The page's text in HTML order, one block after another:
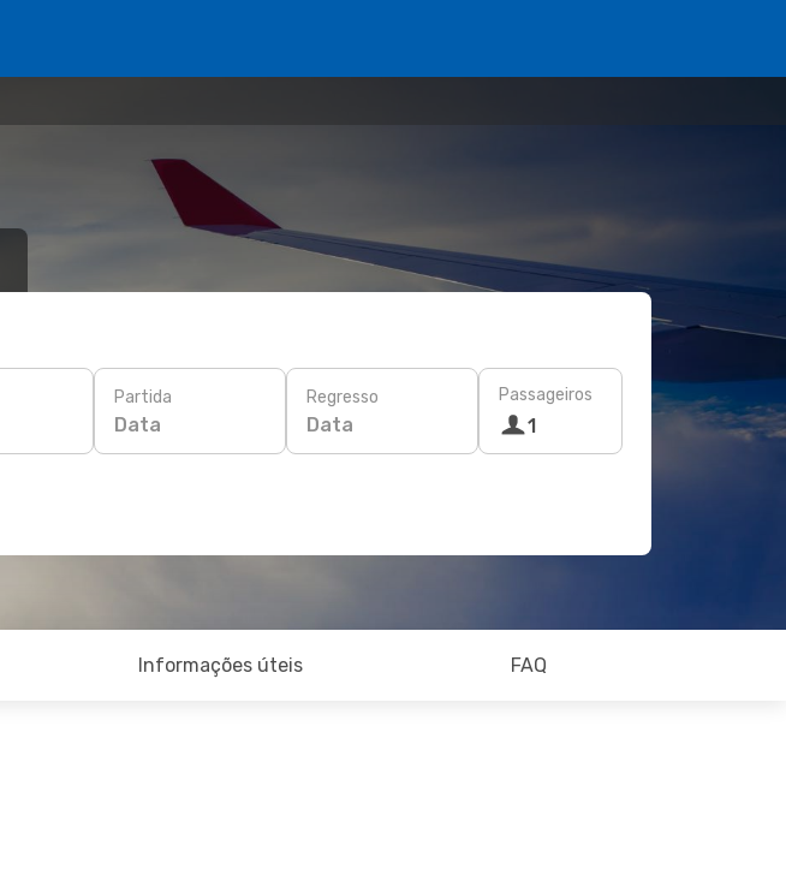
Partida
Data
Regresso
Data
Passageiros
1
Informações úteis FAQ